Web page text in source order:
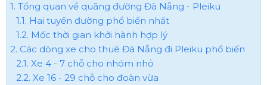
1. Tổng quan về quãng đường Đà Nẵng - Pleiku
1.1. Hai tuyến đường phổ biến nhất
1.2. Mốc thời gian khởi hành hợp lý
2. Các dòng xe cho thuê Đà Nẵng đi Pleiku phổ biến
2.1. Xe 4 - 7 chỗ cho nhóm nhỏ
2.2. Xe 16 - 29 chỗ cho đoàn vừa